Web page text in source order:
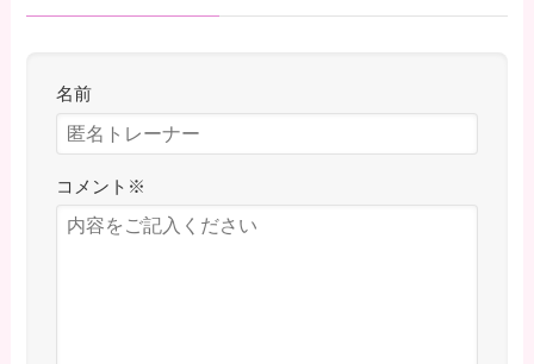
名前
コメント ※